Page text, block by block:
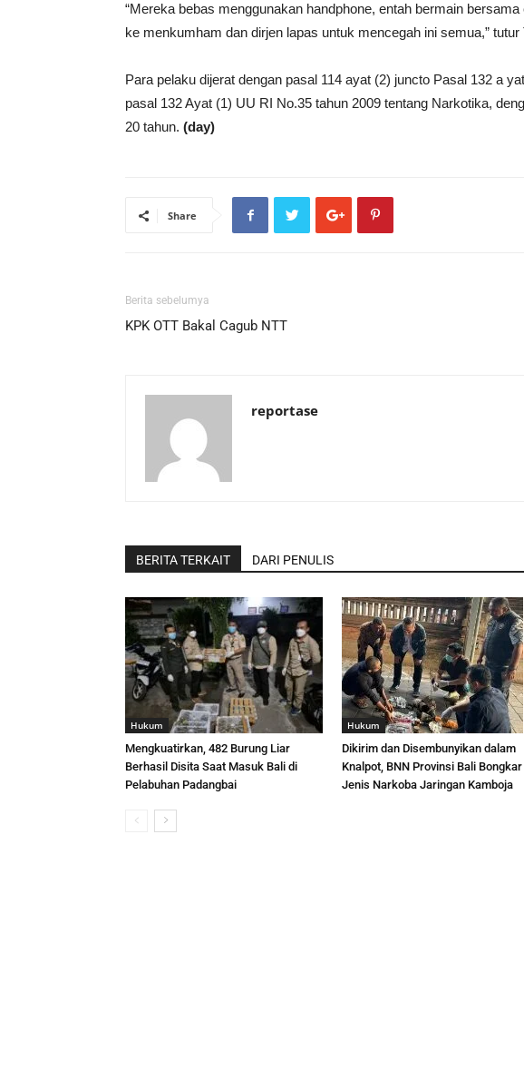
“Mereka bebas menggunakan handphone, entah bermain
ke menkumham dan dirjen lapas untuk mencegah ini semua,” tutur
Para pelaku dijerat dengan pasal 114 ayat (2) juncto Pasal 132 a
pasal 132 Ayat (1) UU RI No.35 tahun 2009 tentang Narkotika,
20 tahun. (day)
Share
Berita sebelumya
KPK OTT Bakal Cagub NTT
reportase
BERITA TERKAIT DARI PENULIS
Hukum
Mengkuatirkan, 482 Burung Liar
Berhasil Disita Saat Masuk Bali di
Pelabuhan Padangbai
Hukum
Dikirim dan Disembunyikan dalam
Knalpot, BNN Provinsi Bali Bongkar
Jenis Narkoba Jaringan Kamboja